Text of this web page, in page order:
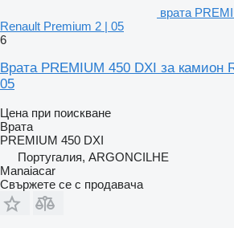
врата
Renault Premium 2 | 05
6
Врата PREMIUM 450 DXI за камион
05
Цена при поискване
Врата
PREMIUM 450 DXI
Португалия, ARGONCILHE
Manaiacar
Свържете се с продавача